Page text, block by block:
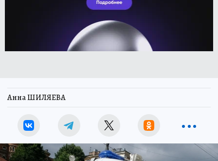
Анна ШИЛЯЕВА